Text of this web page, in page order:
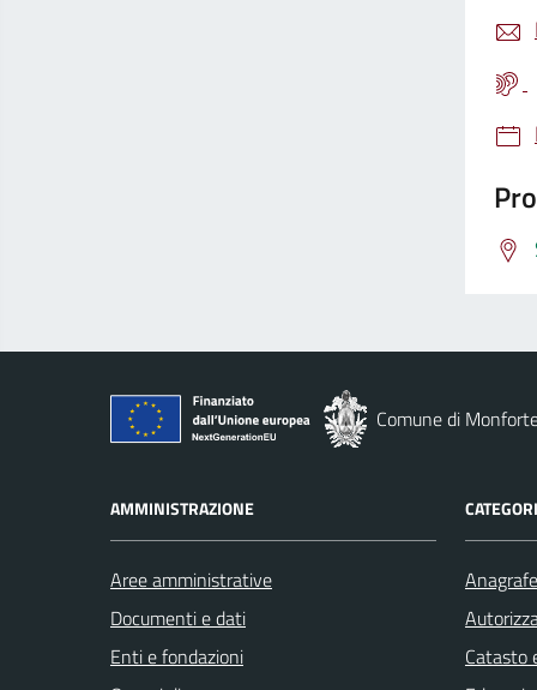
Comune di
AMMINISTRAZIONE
Aree amministrative
Documenti e dati
Enti e fondazioni
Catasto